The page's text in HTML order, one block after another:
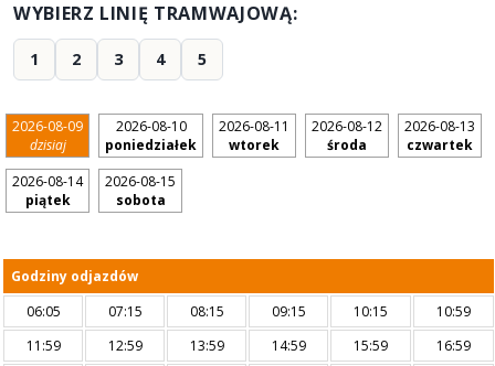
WYBIERZ LINIĘ TRAMWAJOWĄ:
1 2 3 4 5
2026-08-09
dzisiaj
2026-08-10
poniedziałek
2026-08-11
wtorek
2026-08-12
środa
2026-08-13
czwartek
2026-08-14
piątek
2026-08-15
sobota
Godziny odjazdów
06:05
07:15 08:15 09:15 10:15
10:59
11:59
12:59 13:59 14:59 15:59
16:59